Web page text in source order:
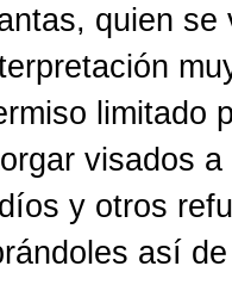
quien se
limitado
visados
y otros
así